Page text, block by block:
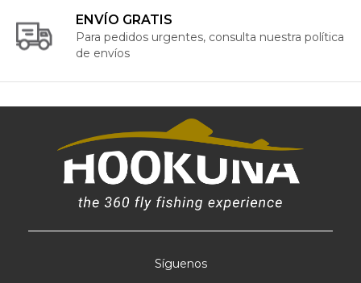
ENVÍO GRATIS
Para pedidos urgentes, consulta nuestra política
de envíos
Síguenos